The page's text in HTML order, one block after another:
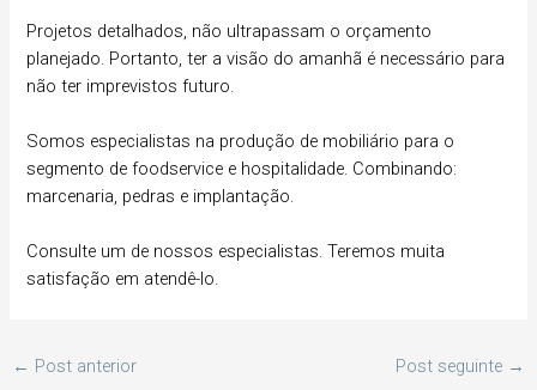
Projetos detalhados, não ultrapassam o orçamento
planejado. Portanto, ter a visão do amanhã é necessário para
não ter imprevistos futuro.
Somos especialistas na produção de mobiliário para o
segmento de foodservice e hospitalidade. Combinando:
marcenaria, pedras e implantação.
Consulte um de nossos especialistas. Teremos muita
satisfação em atendê-lo.
← Post anterior Post seguinte →